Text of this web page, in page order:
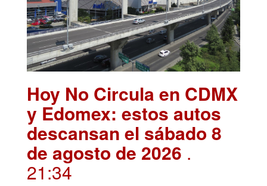
Hoy No Circula en CDMX
y Edomex: estos autos
descansan el sábado 8
de agosto de 2026 .
21:34